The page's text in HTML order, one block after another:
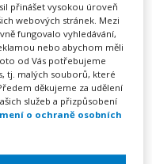
přinášet vysokou úroveň
webových stránek. Mezi
fungovalo vyhledávání,
nebo abychom měli
od Vás potřebujeme
tj. malých souborů, které
děkujeme za udělení
služeb a přizpůsobení
o ochraně osobních